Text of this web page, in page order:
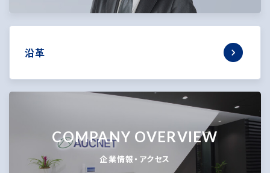
沿革
COMPANY OVERVIEW
企業情報・アクセス